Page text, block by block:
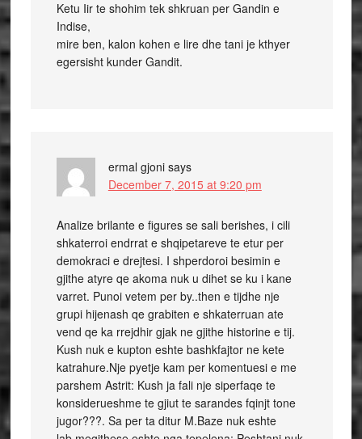
Ketu Iir te shohim tek shkruan per Gandin e
Indise,
mire ben, kalon kohen e lire dhe tani je kthyer
egersisht kunder Gandit.
ermal gjoni says
December 7, 2015 at 9:20 pm
Analize brilante e figures se sali berishes, i cili
shkaterroi endrrat e shqipetareve te etur per
demokraci e drejtesi. I shperdoroi besimin e
gjithe atyre qe akoma nuk u dihet se ku i kane
varret. Punoi vetem per by..then e tijdhe nje
grupi hijenash qe grabiten e shkaterruan ate
vend qe ka rrejdhir gjak ne gjithe historine e tij.
Kush nuk e kupton eshte bashkfajtor ne kete
katrahure.Nje pyetje kam per komentuesi e me
parshem Astrit: Kush ja fali nje siperfaqe te
konsiderueshme te gjiut te sarandes fqinjt tone
jugor???. Sa per ta ditur M.Baze nuk eshte